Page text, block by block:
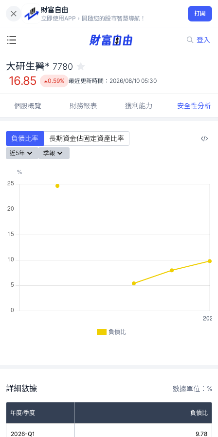
財富自由
立即使用APP，開啟您的股市智慧導航！
打開
登入
16.85
0.59%
大研生醫* 7780
16.85 0.59% 最近更新時間： 2026/08/10 05:30
個股概覽 財務報表 獲利能力 安全性分析
負債比率 長期資金佔固定資產比率
近5年 季報
負債比
詳細數據 數據單位：%
年度/季度 負債比
2026-Q1 9.78